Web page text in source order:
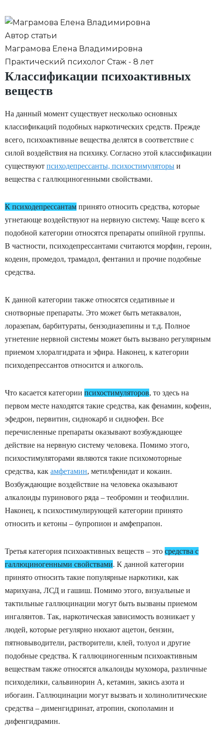
Автор статьи
Маграмова Елена Владимировна
Практический психолог Стаж - 8 лет
Классификации психоактивных
веществ
На данный момент существует несколько основных
классификаций подобных наркотических средств. Прежде
всего, психоактивные вещества делятся в соответствие с
силой воздействия на психику. Согласно этой классификации
существуют психодепрессанты, психостимуляторы и
вещества с галлюциногенными свойствами.
К психодепрессантам принято относить средства, которые
угнетающе воздействуют на нервную систему. Чаще всего к
подобной категории относятся препараты опийной группы.
В частности, психодепрессантами считаются морфин, героин,
кодеин, промедол, трамадол, фентанил и прочие подобные
средства.
К данной категории также относятся седативные и
снотворные препараты. Это может быть метаквалон,
лоразепам, барбитураты, бензодиазепины и т.д. Полное
угнетение нервной системы может быть вызвано регулярным
приемом хлоралгидрата и эфира. Наконец, к категории
психодепрессантов относится и алкоголь.
Что касается категории психостимуляторов, то здесь на
первом месте находятся такие средства, как фенамин, кофеин,
эфедрон, первитин, сиднокарб и сиднофен. Все
перечисленные препараты оказывают возбуждающее
действие на нервную систему человека. Помимо этого,
психостимуляторами являются такие психомоторные
средства, как амфетамин, метилфенидат и кокаин.
Возбуждающие воздействие на человека оказывают
алкалоиды пуринового ряда – теобромин и теофиллин.
Наконец, к психостимулирующей категории принято
относить и кетоны – бупропион и амфепрапон.
Третья категория психоактивных веществ – это средства с
галлюциногенными свойствами. К данной категории
принято относить такие популярные наркотики, как
марихуана, ЛСД и гашиш. Помимо этого, визуальные и
тактильные галлюцинации могут быть вызваны приемом
ингалянтов. Так, наркотическая зависимость возникает у
людей, которые регулярно нюхают ацетон, бензин,
пятновыводители, растворители, клей, толуол и другие
подобные средства. К галлюциногенным психоактивным
веществам также относятся алкалоиды мухомора, различные
психоделики, сальвинорин А, кетамин, закись азота и
ибогаин. Галлюцинации могут вызвать и холинолитические
средства – дименгидринат, атропин, скополамин и
дифенгидрамин.